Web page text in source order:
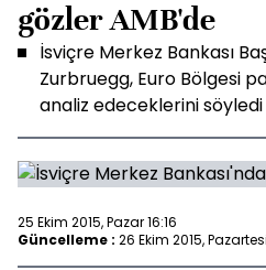
gözler AMB'de
İsviçre Merkez Bankası
Zurbruegg, Euro Bölgesi
analiz edeceklerini söyledi
25 Ekim 2015, Pazar 16:16
Güncelleme : 26 Ekim 2015, Pazartesi